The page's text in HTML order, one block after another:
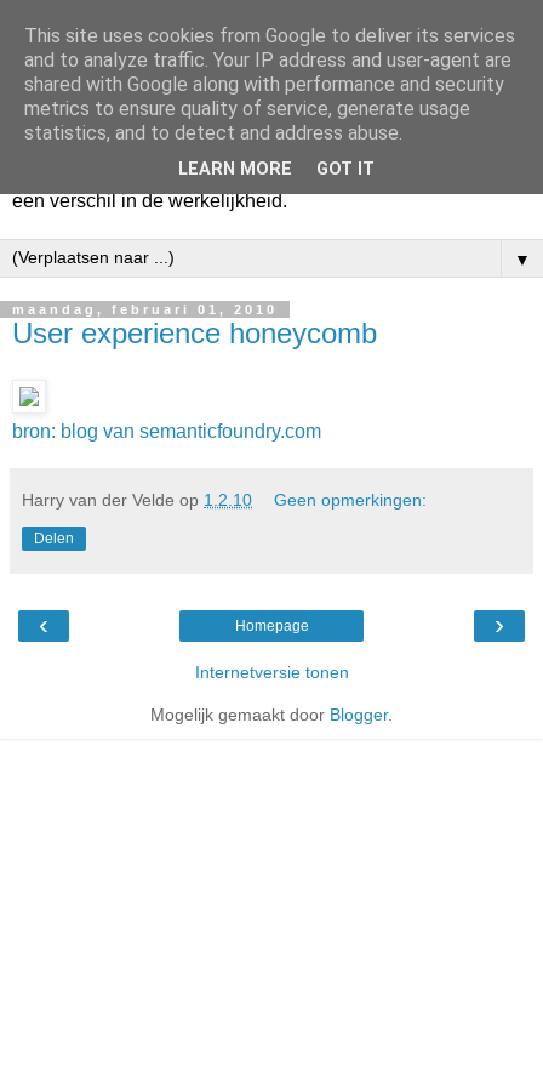
Harry
Hier vertel ik wat ik kwijt wil. Hier zeg ik wat ik gezegd wil
hebben. Voor mijzelf. Misschien voor jou. Zolang het mijn
hart lucht en mijn geest verheldert. En mogelijk maakt het
een verschil in de werkelijkheid.
▼
maandag, februari 01, 2010
User experience honeycomb
bron: blog van semanticfoundry.com
Harry van der Velde op 1.2.10 Geen opmerkingen:
Delen
‹ ›
Homepage
Internetversie tonen
Mogelijk gemaakt door Blogger.
This site uses cookies from Google to deliver its services
and to analyze traffic. Your IP address and user-agent are
shared with Google along with performance and security
metrics to ensure quality of service, generate usage
statistics, and to detect and address abuse.
LEARN MORE GOT IT